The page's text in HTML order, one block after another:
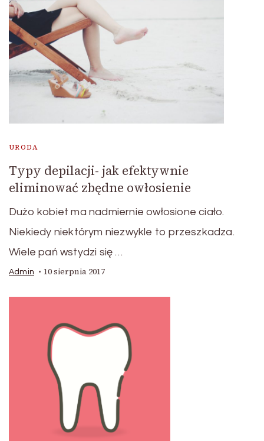
URODA
Typy depilacji- jak efektywnie
eliminować zbędne owłosienie
Dużo kobiet ma nadmiernie owłosione ciało.
Niekiedy niektórym niezwykle to przeszkadza.
Wiele pań wstydzi się …
Admin 10 sierpnia 2017